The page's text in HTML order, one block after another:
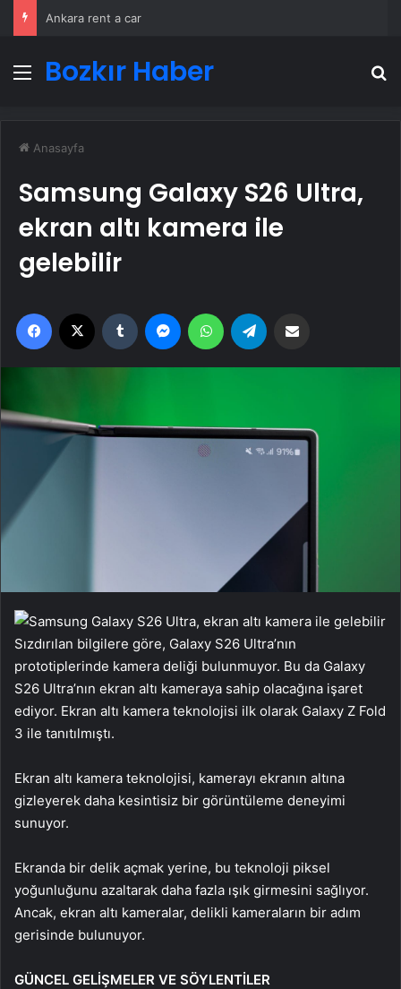
Ankara rent a car
Menü
Bozkır Haber
Anasayfa
Samsung Galaxy S26 Ultra,
ekran altı kamera ile
gelebilir
Facebook Tumblr MessengerWhatsApp
Sızdırılan bilgilere göre, Galaxy S26 Ultra’nın
prototiplerinde kamera deliği bulunmuyor. Bu da Galaxy
S26 Ultra’nın ekran altı kameraya sahip olacağına işaret
ediyor. Ekran altı kamera teknolojisi ilk olarak Galaxy Z Fold
3 ile tanıtılmıştı.
Ekran altı kamera teknolojisi, kamerayı ekranın altına
gizleyerek daha kesintisiz bir görüntüleme deneyimi
sunuyor.
Ekranda bir delik açmak yerine, bu teknoloji piksel
yoğunluğunu azaltarak daha fazla ışık girmesini sağlıyor.
Ancak, ekran altı kameralar, delikli kameraların bir adım
gerisinde bulunuyor.
GÜNCEL GELİŞMELER VE SÖYLENTİLER